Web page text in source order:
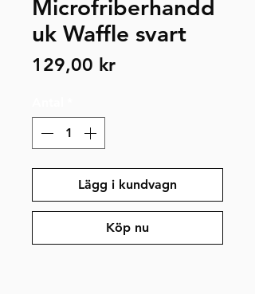
Microfriberhandd
uk Waffle svart
129,00 krPris
Lägg i kundvagn
Köp nu